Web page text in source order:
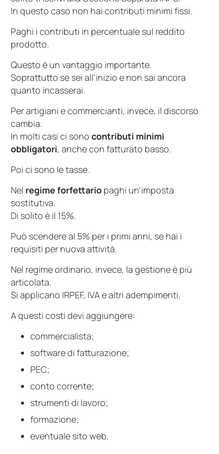
In questo caso non hai contributi minimi fissi.
Paghi i contributi in percentuale sul reddito
prodotto.
Questo è un vantaggio importante.
Soprattutto se sei all’inizio e non sai ancora
quanto incasserai.
Per artigiani e commercianti, invece, il discorso
cambia.
In molti casi ci sonocontributi minimi
obbligatori, anche con fatturato basso.
Poi ci sono le tasse.
Nel regime forfettario paghi un’imposta
sostitutiva.
Di solito è il 15%.
Può scendere al 5% per i primi anni, se hai i
requisiti per nuova attività.
Nel regime ordinario, invece, la gestione è più
articolata.
Si applicano IRPEF, IVA e altri adempimenti.
A questi costi devi aggiungere:
commercialista;
software di fatturazione;
PEC;
conto corrente;
strumenti di lavoro;
formazione;
eventuale sito web.